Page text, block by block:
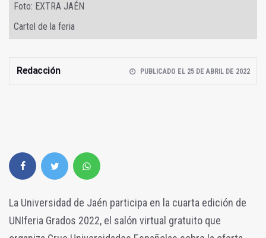
Foto: EXTRA JAÉN
Cartel de la feria
Redacción PUBLICADO EL 25 DE ABRIL DE 2022
La Universidad de Jaén participa en la cuarta edición de
UNIferia Grados 2022, el salón virtual gratuito que